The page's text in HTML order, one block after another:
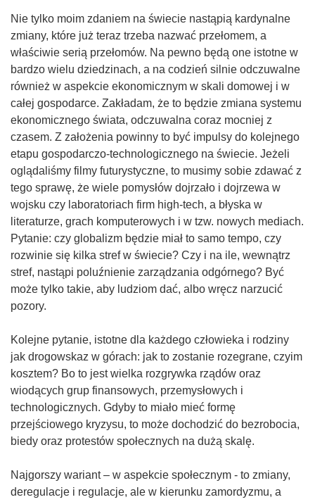
Nie tylko moim zdaniem na świecie nastąpią kardynalne
zmiany, które już teraz trzeba nazwać przełomem, a
właściwie serią przełomów. Na pewno będą one istotne w
bardzo wielu dziedzinach, a na codzień silnie odczuwalne
również w aspekcie ekonomicznym w skali domowej i w
całej gospodarce. Zakładam, że to będzie zmiana systemu
ekonomicznego świata, odczuwalna coraz mocniej z
czasem. Z założenia powinny to być impulsy do kolejnego
etapu gospodarczo-technologicznego na świecie. Jeżeli
oglądaliśmy filmy futurystyczne, to musimy sobie zdawać z
tego sprawę, że wiele pomysłów dojrzało i dojrzewa w
wojsku czy laboratoriach firm high-tech, a błyska w
literaturze, grach komputerowych i w tzw. nowych mediach.
Pytanie: czy globalizm będzie miał to samo tempo, czy
rozwinie się kilka stref w świecie? Czy i na ile, wewnątrz
stref, nastąpi poluźnienie zarządzania odgórnego? Być
może tylko takie, aby ludziom dać, albo wręcz narzucić
pozory.
Kolejne pytanie, istotne dla każdego człowieka i rodziny
jak drogowskaz w górach: jak to zostanie rozegrane, czyim
kosztem? Bo to jest wielka rozgrywka rządów oraz
wiodących grup finansowych, przemysłowych i
technologicznych. Gdyby to miało mieć formę
przejściowego kryzysu, to może dochodzić do bezrobocia,
biedy oraz protestów społecznych na dużą skalę.
Najgorszy wariant – w aspekcie społecznym - to zmiany,
deregulacje i regulacje, ale w kierunku zamordyzmu, a